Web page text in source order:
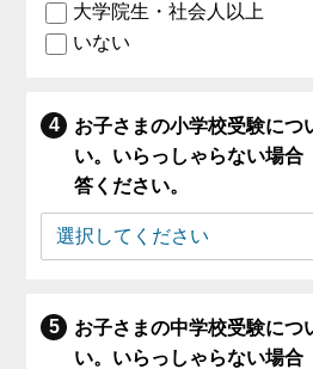
大学院生・社会人以上
いない
お子さまの小学校受験につ
い。いらっしゃらない場合
答ください。
お子さまの中学校受験につ
い。いらっしゃらない場合